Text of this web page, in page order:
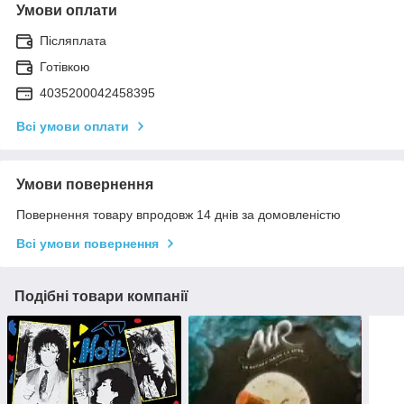
Умови оплати
Післяплата
Готівкою
4035200042458395
Всі умови оплати
Умови повернення
Повернення товару впродовж 14 днів за домовленістю
Всі умови повернення
Подібні товари компанії